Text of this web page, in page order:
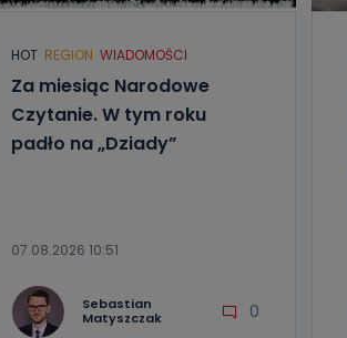
HOT REGION WIADOMOŚCI
Za miesiąc Narodowe
Czytanie. W tym roku
padło na „Dziady”
07.08.2026 10:51
Sebastian
Matyszczak
0